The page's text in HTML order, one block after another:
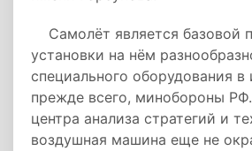
Самолёт является базовой
установки на нём
специального оборудования в
прежде всего, минобороны
центра анализа стратегий и
воздушная машина еще не